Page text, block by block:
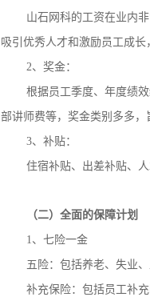
山石网科的工资在业内
吸引优秀人才和激励员工成长
2、奖金：
根据员工季度、年度绩
部讲师费等，奖金类别多多，
3、补贴：
住宿补贴、出差补贴、人
（二）全面的保障计划
1、七险一金
五险：包括养老、失业
补充保险：包括员工补